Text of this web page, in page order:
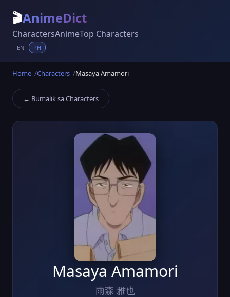
🎬AnimeDict
CharactersAnimeTop Characters
EN PH
Home Characters Masaya Amamori
← Bumalik sa Characters
Masaya Amamori
雨森 雅也